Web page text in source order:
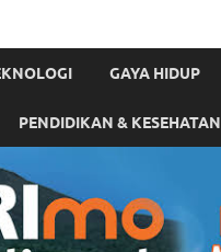
GAYA HIDUP
PENDIDIKAN & KESEHATAN